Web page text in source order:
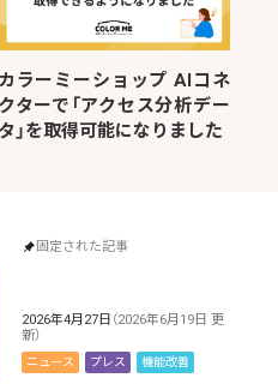
カラーミーショップ AIコネ
クターで「アクセス分析デー
タ」を取得可能になりました
固定された記事
2026年4月27日 （2026年6月19日 更
新）
ニュース プレス 機能改善